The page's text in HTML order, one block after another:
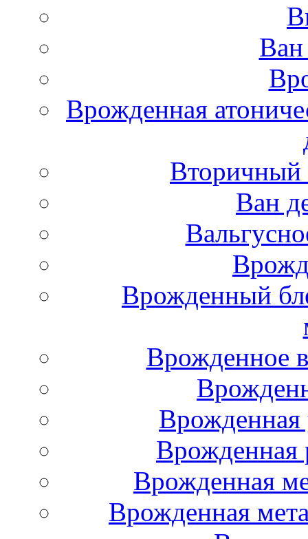
Врожденная
Вторичный
Ван
Врожденный
Врожденное
Врожденная
Врожденная
Врожденная
Врожденная